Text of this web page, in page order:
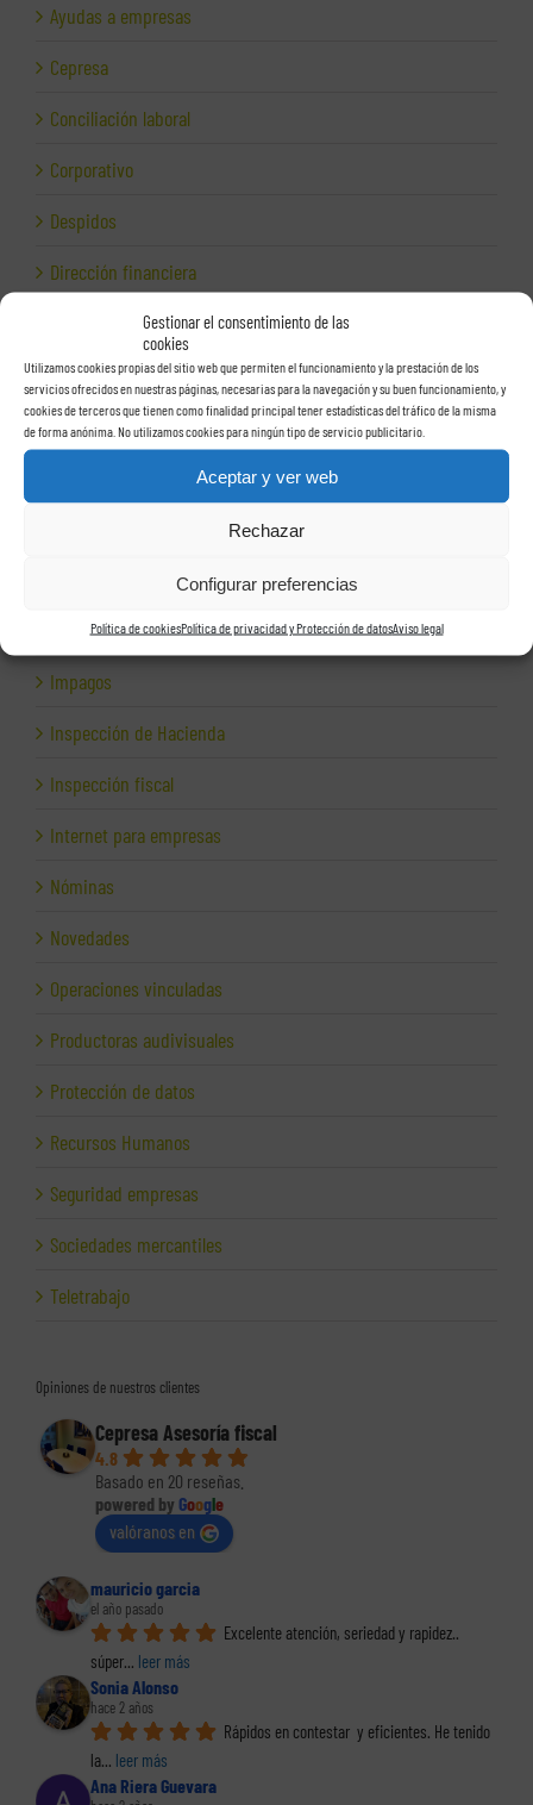
Gestionar el consentimiento de las
cookies
Utilizamos cookies propias del sitio web que permiten el funcionamiento y la prestación de los
servicios ofrecidos en nuestras páginas, necesarias para la navegación y su buen funcionamiento, y
cookies de terceros que tienen como finalidad principal tener estadísticas del tráfico de la misma
de forma anónima. No utilizamos cookies para ningún tipo de servicio publicitario.
Aceptar y ver web
Rechazar
Configurar preferencias
Política de cookiesPolítica de privacidad y Protección de datosAviso legal
Ayudas a empresas
Cepresa
Conciliación laboral
Corporativo
Despidos
Dirección financiera
Empresas e Internet
Exportación
Facturas
Grupos de sociedades
Herramientas para empresas
Impagos
Inspección de Hacienda
Inspección fiscal
Internet para empresas
Nóminas
Novedades
Operaciones vinculadas
Productoras audivisuales
Protección de datos
Recursos Humanos
Seguridad empresas
Sociedades mercantiles
Teletrabajo
Opiniones de nuestros clientes
Cepresa Asesoría fiscal
4.8
Basado en 20 reseñas.
powered by Google
valóranos en
mauricio garcia
el año pasado
Excelente atención, seriedad y rapidez..
súper... leer más
Sonia Alonso
hace 2 años
Rápidos en contestar  y eficientes. He tenido
la... leer más
Ana Riera Guevara